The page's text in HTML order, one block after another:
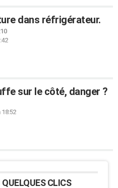
dans réfrigérateur.
sur le côté, danger ?
18:52
CLICS